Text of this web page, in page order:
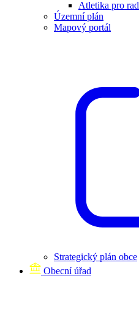
Atletika pro
Územní plán
Mapový portál
Strategický plán obce
Obecní úřad